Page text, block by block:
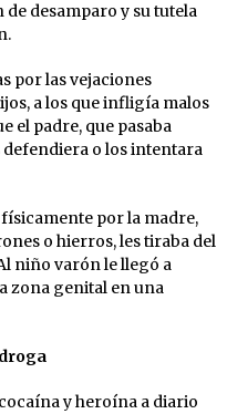
desamparo y su tutela
por las vejaciones
a los que infligía malos
el padre, que pasaba
o los intentara
por la madre,
o hierros, les tiraba del
niño varón le llegó a
zona genital en una
y heroína a diario